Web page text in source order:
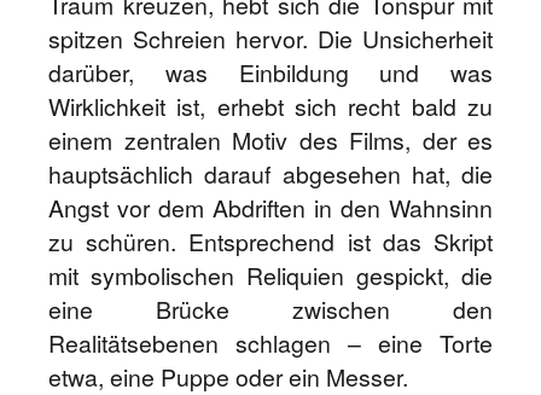
spitzen Schreien hervor. Die Unsicherheit
darüber, was Einbildung und was
Wirklichkeit ist, erhebt sich recht bald zu
einem zentralen Motiv des Films, der es
hauptsächlich darauf abgesehen hat, die
Angst vor dem Abdriften in den Wahnsinn
zu schüren. Entsprechend ist das Skript
mit symbolischen Reliquien gespickt, die
eine Brücke zwischen den
Realitätsebenen schlagen – eine Torte
etwa, eine Puppe oder ein Messer.